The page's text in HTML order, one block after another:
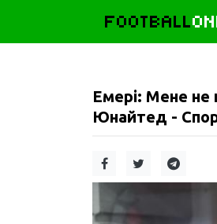
FOOTBALL
Емері: Мене не
Юнайтед -